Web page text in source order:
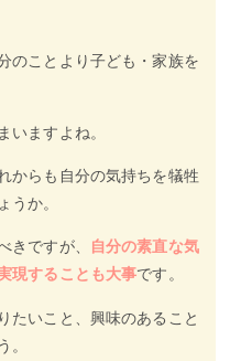
のことより子ども・家族を
いますよね。
からも自分の気持ちを犠牲
うか。
きですが、
自分の素直な気
現することも大事です。
たいこと、興味のあること
。